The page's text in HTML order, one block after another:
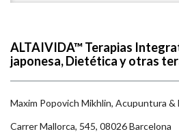
ALTAIVIDA™ Terapias
japonesa, Dietética y otras
Maxim Popovich Mikhlin, Acupuntura
Carrer Mallorca, 545, 08026 Barcelona